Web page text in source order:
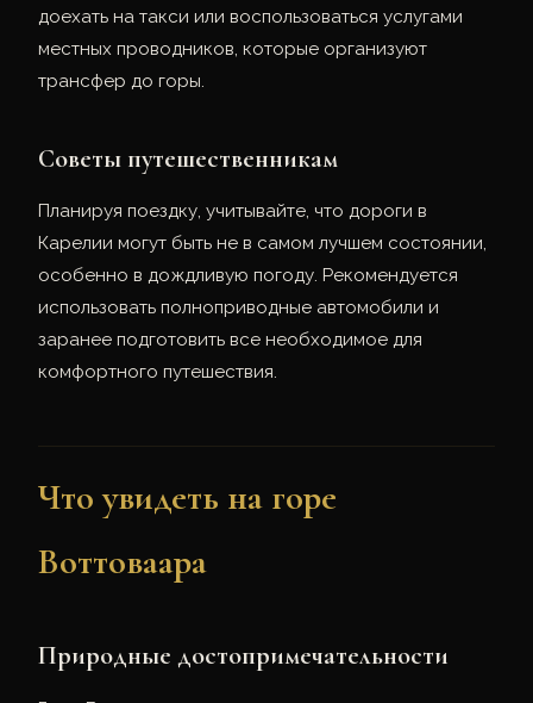
доехать на такси или воспользоваться услугами
местных проводников, которые организуют
трансфер до горы.
Советы путешественникам
Планируя поездку, учитывайте, что дороги в
Карелии могут быть не в самом лучшем состоянии,
особенно в дождливую погоду. Рекомендуется
использовать полноприводные автомобили и
заранее подготовить все необходимое для
комфортного путешествия.
Что увидеть на горе
Воттоваара
Природные достопримечательности